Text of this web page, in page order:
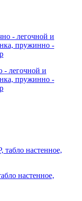
легочной и
пружинно -
настенное,